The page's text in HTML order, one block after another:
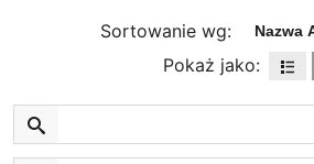
Sortowanie wg: Nazwa
Pokaż jako: